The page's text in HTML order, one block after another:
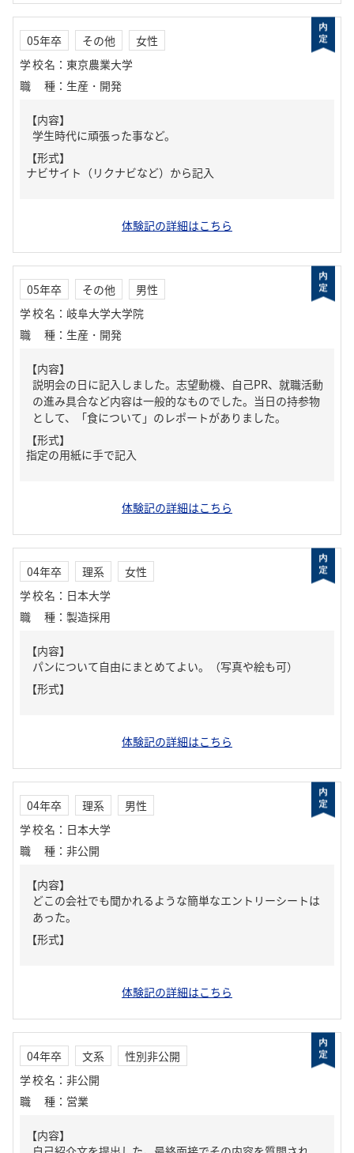
05年卒 その他
女性
学校名 ： 東京農業大学
職種 ： 生産・開発
【内容】
学生時代に頑張った事など。
【形式】
ナビサイト（リクナビなど）から記入
体験記の詳細はこちら
05年卒 その他
男性
学校名 ： 岐阜大学大学院
職種 ： 生産・開発
【内容】
説明会の日に記入しました。志望動機、自己PR、就職活動
の進み具合など内容は一般的なものでした。当日の持参物
として、「食について」のレポートがありました。
【形式】
指定の用紙に手で記入
体験記の詳細はこちら
04年卒 理系
女性
学校名 ： 日本大学
職種 ： 製造採用
【内容】
パンについて自由にまとめてよい。（写真や絵も可）
【形式】
体験記の詳細はこちら
04年卒 理系
男性
学校名 ： 日本大学
職種 ： 非公開
【内容】
どこの会社でも聞かれるような簡単なエントリーシートは
あった。
【形式】
体験記の詳細はこちら
04年卒 文系
性別非公開
学校名 ： 非公開
職種 ： 営業
【内容】